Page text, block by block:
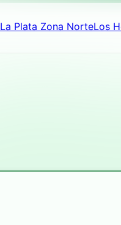
La Plata Zona NorteLos